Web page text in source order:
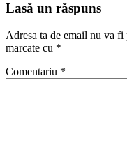
Lasă un răspuns
Adresa ta de email nu va fi
marcate cu *
Comentariu *